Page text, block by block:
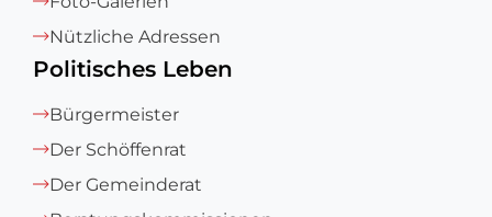
Nützliche Adressen
Politisches Leben
Bürgermeister
Der Schöffenrat
Der Gemeinderat